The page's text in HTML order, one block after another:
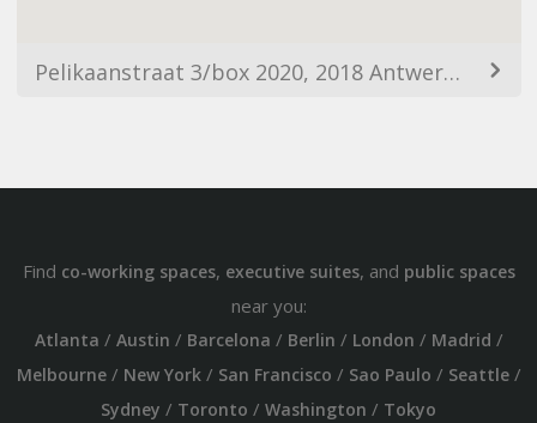
Pelikaanstraat 3/box 2020, 2018 Antwerpen, Belgium
Find co-working spaces, executive suites, and public spaces
near you:
Atlanta / Austin / Barcelona / Berlin / London / Madrid /
Melbourne/ New York/ San Francisco / Sao Paulo / Seattle/
Sydney / Toronto / Washington / Tokyo